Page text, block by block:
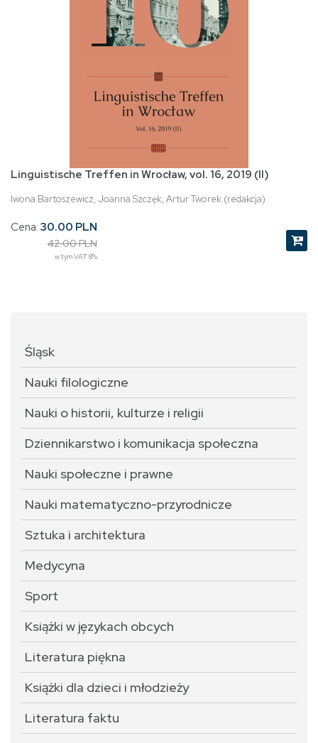
Linguistische Treffen in Wrocław, vol. 16, 2019 (II)
Iwona Bartoszewicz, Joanna Szczęk, Artur Tworek (redakcja)
Cena: 30.00 PLN
42.00 PLN
w tym VAT 8%
Śląsk
Nauki filologiczne
Nauki o historii, kulturze i religii
Dziennikarstwo i komunikacja społeczna
Nauki społeczne i prawne
Nauki matematyczno-przyrodnicze
Sztuka i architektura
Medycyna
Sport
Książki w językach obcych
Literatura piękna
Książki dla dzieci i młodzieży
Literatura faktu